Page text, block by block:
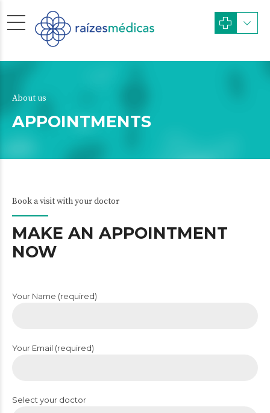
About us
APPOINTMENTS
Book a visit with your doctor
MAKE AN APPOINTMENT
NOW
Your Name (required)
Your Email (required)
Select your doctor